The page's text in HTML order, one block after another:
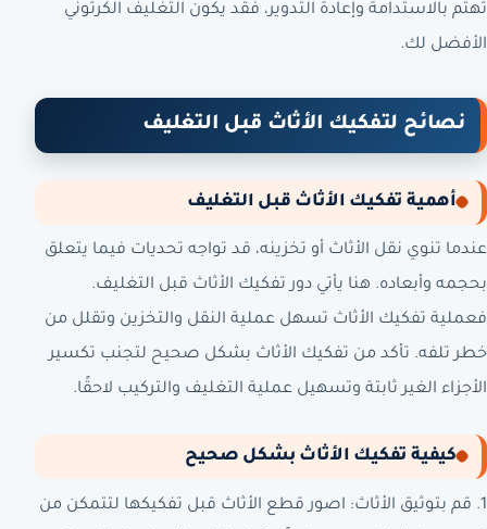
تهتم بالاستدامة وإعادة التدوير، فقد يكون التغليف الكرتوني
الأفضل لك.
نصائح لتفكيك الأثاث قبل التغليف
أهمية تفكيك الأثاث قبل التغليف
عندما تنوي نقل الأثاث أو تخزينه، قد تواجه تحديات فيما يتعلق
بحجمه وأبعاده. هنا يأتي دور تفكيك الأثاث قبل التغليف.
فعملية تفكيك الأثاث تسهل عملية النقل والتخزين وتقلل من
خطر تلفه. تأكد من تفكيك الأثاث بشكل صحيح لتجنب تكسير
الأجزاء الغير ثابتة وتسهيل عملية التغليف والتركيب لاحقًا.
كيفية تفكيك الأثاث بشكل صحيح
1. قم بتوثيق الأثاث: اصور قطع الأثاث قبل تفكيكها لتتمكن من